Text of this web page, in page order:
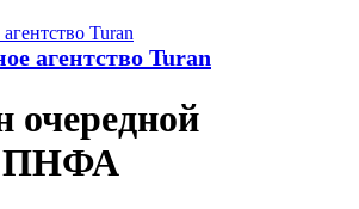
агентство Turan
очередной
ПНФА